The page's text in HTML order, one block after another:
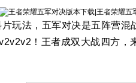
玩法，五军对决是五阵营
！王者成双大战四方，